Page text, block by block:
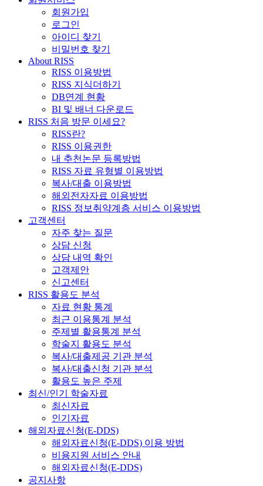
회원가입
로그인
아이디 찾기
비밀번호 찾기
About RISS
RISS 이용방법
RISS 지식더하기
DB연계 현황
BI 및 배너 다운로드
RISS 처음 방문 이세요?
RISS란?
RISS 이용권한
내 추천논문 등록방법
RISS 자료 유형별 이용방법
복사/대출 이용방법
해외전자자료 이용방법
RISS 정보취약계층 서비스 이용방법
고객센터
자주 찾는 질문
상담 신청
상담 내역 확인
고객제안
신고센터
RISS 활용도 분석
자료 현황 통계
최근 이용통계 분석
주제별 활용통계 분석
학술지 활용도 분석
복사/대출제공 기관 분석
복사/대출신청 기관 분석
활용도 높은 주제
최신/인기 학술자료
최신자료
인기자료
해외자료신청(E-DDS)
해외자료신청(E-DDS) 이용 방법
비용지원 서비스 안내
해외자료신청(E-DDS)
공지사항